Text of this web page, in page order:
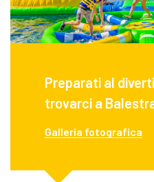
Preparati al
trovarci a
Galleria fotografica